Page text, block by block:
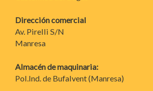
Dirección comercial
Av. Pirelli S/N
Manresa
Almacén de maquinaria:
Pol.Ind. de Bufalvent (Manresa)